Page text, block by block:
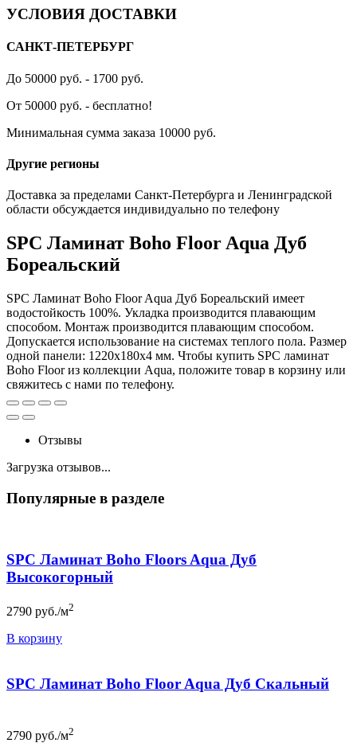
УСЛОВИЯ ДОСТАВКИ
САНКТ-ПЕТЕРБУРГ
До 50000 руб. - 1700 руб.
От 50000 руб. - бесплатно!
Минимальная сумма заказа 10000 руб.
Другие регионы
Доставка за пределами Санкт-Петербурга и Ленинградской
области обсуждается индивидуально по телефону
SPC Ламинат Boho Floor Aqua Дуб
Бореальский
SPC Ламинат Boho Floor Aqua Дуб Бореальский имеет
водостойкость 100%. Укладка производится плавающим
способом. Монтаж производится плавающим способом.
Допускается использование на системах теплого пола. Размер
одной панели: 1220x180x4 мм. Чтобы купить SPC ламинат
Boho Floor из коллекции Aqua, положите товар в корзину или
свяжитесь с нами по телефону.
Отзывы
Загрузка отзывов...
Популярные в разделе
SPC Ламинат Boho Floors Aqua Дуб
Высокогорный
2790 руб./м2
В корзину
SPC Ламинат Boho Floor Aqua Дуб Скальный
2790 руб./м2